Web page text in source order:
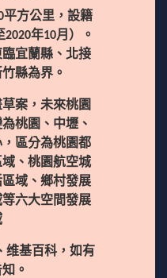
平方公里，設籍
年10月）。
宜蘭縣、北接
縣為界。
案，未來桃園
桃園、中壢、
區分為桃園都
、桃園航空城
域、鄉村發展
六大空間發展
维基百科，如有
。